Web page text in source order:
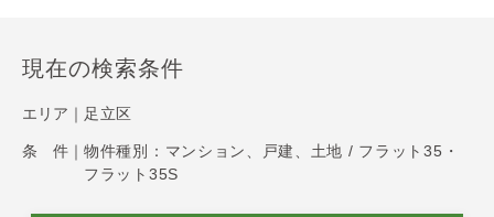
現在の検索条件
エリア｜ 足立区
条 件｜ 物件種別：マンション、戸建、土地 / フラット35・
フラット35S